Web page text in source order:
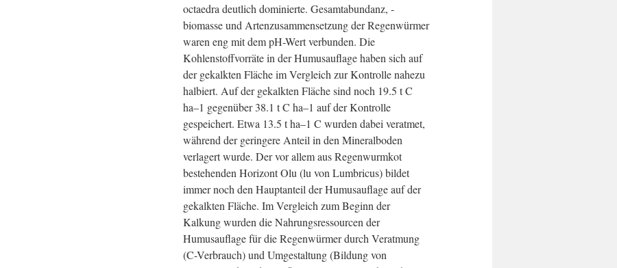
octaedra deutlich dominierte. Gesamtabundanz, -
biomasse und Artenzusammensetzung der Regenwürmer
waren eng mit dem pH-Wert verbunden. Die
Kohlenstoffvorräte in der Humusauflage haben sich auf
der gekalkten Fläche im Vergleich zur Kontrolle nahezu
halbiert. Auf der gekalkten Fläche sind noch 19.5 t C
ha–1 gegenüber 38.1 t C ha–1 auf der Kontrolle
gespeichert. Etwa 13.5 t ha–1 C wurden dabei veratmet,
während der geringere Anteil in den Mineralboden
verlagert wurde. Der vor allem aus Regenwurmkot
bestehenden Horizont Olu (lu von Lumbricus) bildet
immer noch den Hauptanteil der Humusauflage auf der
gekalkten Fläche. Im Vergleich zum Beginn der
Kalkung wurden die Nahrungsressourcen der
Humusauflage für die Regenwürmer durch Veratmung
(C-Verbrauch) und Umgestaltung (Bildung von